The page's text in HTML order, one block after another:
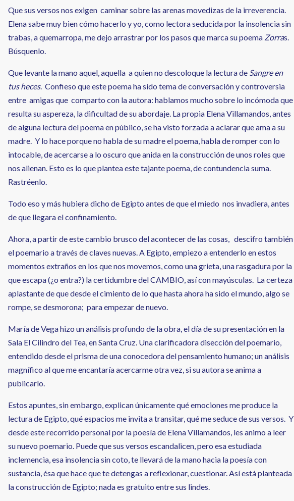
Que sus versos nos exigen caminar sobre las arenas movedizas de la irreverencia.
Elena sabe muy bien cómo hacerlo y yo, como lectora seducida por la insolencia sin
trabas, a quemarropa, me dejo arrastrar por los pasos que marca su poema Zorras.
Búsquenlo.
Que levante la mano aquel, aquella a quien no descoloque la lectura de Sangre en
tus heces. Confieso que este poema ha sido tema de conversación y controversia
entre amigas que comparto con la autora: hablamos mucho sobre lo incómoda que
resulta su aspereza, la dificultad de su abordaje. La propia Elena Villamandos, antes
de alguna lectura del poema en público, se ha visto forzada a aclarar que ama a su
madre. Y lo hace porque no habla de su madre el poema, habla de romper con lo
intocable, de acercarse a lo oscuro que anida en la construcción de unos roles que
nos alienan. Esto es lo que plantea este tajante poema, de contundencia suma.
Rastréenlo.
Todo eso y más hubiera dicho de Egipto antes de que el miedo nos invadiera, antes
de que llegara el confinamiento.
Ahora, a partir de este cambio brusco del acontecer de las cosas, descifro también
el poemario a través de claves nuevas. A Egipto, empiezo a entenderlo en estos
momentos extraños en los que nos movemos, como una grieta, una rasgadura por la
que escapa (¿o entra?) la certidumbre del CAMBIO, así con mayúsculas. La certeza
aplastante de que desde el cimiento de lo que hasta ahora ha sido el mundo, algo se
rompe, se desmorona; para empezar de nuevo.
María de Vega hizo un análisis profundo de la obra, el día de su presentación en la
Sala El Cilindro del Tea, en Santa Cruz. Una clarificadora disección del poemario,
entendido desde el prisma de una conocedora del pensamiento humano; un análisis
magnífico al que me encantaría acercarme otra vez, si su autora se anima a
publicarlo.
Estos apuntes, sin embargo, explican únicamente qué emociones me produce la
lectura de Egipto, qué espacios me invita a transitar, qué me seduce de sus versos. Y
desde este recorrido personal por la poesía de Elena Villamandos, les animo a leer
su nuevo poemario. Puede que sus versos escandalicen, pero esa estudiada
inclemencia, esa insolencia sin coto, te llevará de la mano hacia la poesía con
sustancia, ésa que hace que te detengas a reflexionar, cuestionar. Así está planteada
la construcción de Egipto; nada es gratuito entre sus lindes.